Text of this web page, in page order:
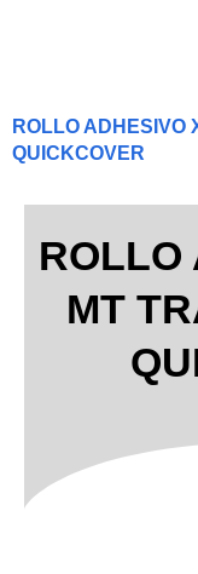
ROLLO ADHESIVO
QUICKCOVER
ROLLO
MT